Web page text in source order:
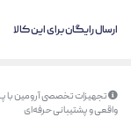
ارسال رایگان برای این کالا
تجهیزات تخصصی آرومین با
واقعی و پشتیبانی حرفه‌ای